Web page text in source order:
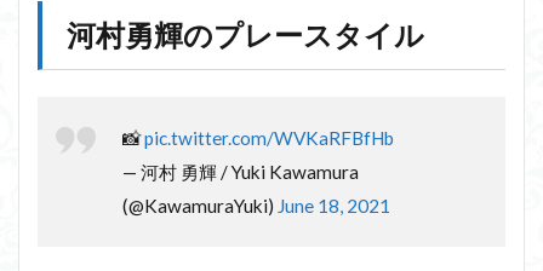
河村勇輝のプレースタイル
📸pic.twitter.com/WVKaRFBfHb
— 河村 勇輝 / Yuki Kawamura
(@KawamuraYuki) June 18, 2021